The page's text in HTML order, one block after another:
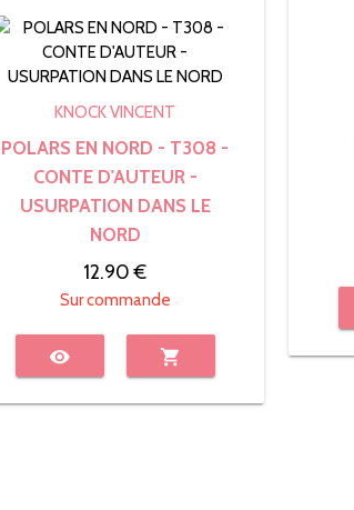
KNOCK VINCENT
POLARS EN NORD - T308 -
CONTE D'AUTEUR -
USURPATION DANS LE
NORD
12.90 €
Sur commande
visibility shopping_cart